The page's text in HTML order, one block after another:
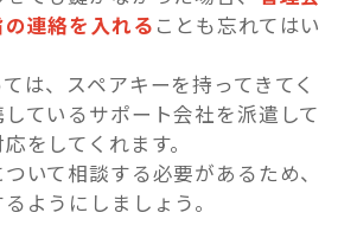
連絡を入れる ことも忘れてはい
は、スペアキーを持ってきてく
ているサポート会社を派遣して
をしてくれます。
いて相談する必要があるため、
ようにしましょう。